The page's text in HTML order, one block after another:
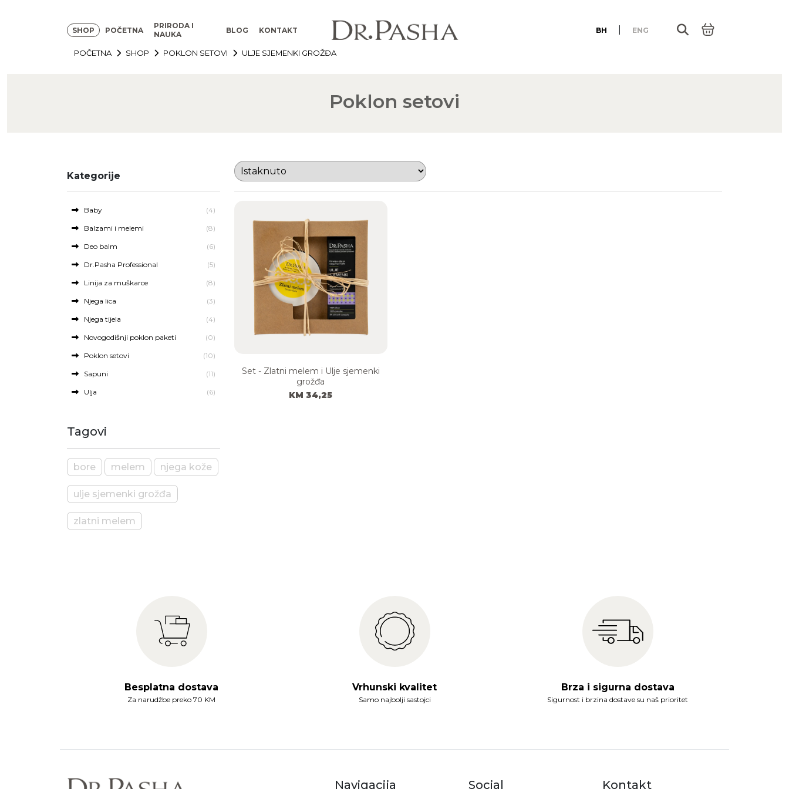
SHOP POČETNA
PRIRODA I
NAUKA
BLOG KONTAKT BH ENG
POČETNA SHOP POKLON SETOVI ULJE SJEMENKI GROŽĐA
Poklon setovi
Kategorije
Baby (4)
Balzami i melemi (8)
Deo balm (6)
Dr.Pasha Professional (5)
Linija za muškarce (8)
Njega lica (3)
Njega tijela (4)
Novogodišnji poklon paketi (0)
Poklon setovi (10)
Sapuni (11)
Ulja (6)
Tagovi
bore melem njega kože
ulje sjemenki grožđa
zlatni melem
Set - Zlatni melem i Ulje sjemenki
grožđa
KM 34,25
Besplatna dostava
Za narudžbe preko 70 KM
Vrhunski kvalitet
Samo najbolji sastojci
Brza i sigurna dostava
Sigurnost i brzina dostave su naš prioritet
Navigacija Social Kontakt